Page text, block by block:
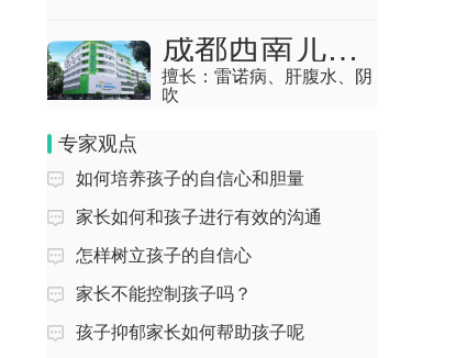
不自信自卑心理恐惧怎么办
回答：动物神经功能紊乱主如果过于焦
情烦躁，精力抑郁...
小女孩内向不自信怎么办？
致。有觉得统合阻碍、觉得统合平衡的孩
子,其综合或部...
怎么提高自信心和不自卑
成都西南儿童康复医院
擅长： 雷诺病、肝腹水、阴
吹
专家观点
如何培养孩子的自信心和胆量
家长如何和孩子进行有效的沟通
怎样树立孩子的自信心
家长不能控制孩子吗？
孩子抑郁家长如何帮助孩子呢